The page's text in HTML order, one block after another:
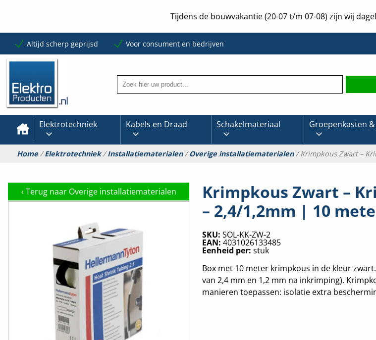
Tijdens de bouwvakantie (20-07 t/m 07-08) zijn wij
Altijd scherp geprijsd Voor consument en bedrijven
Elektrotechniek Kabels en Draad Schakelmateriaal Groepenkasten
Home/Elektrotechniek/Installatiematerialen/Overige installatiematerialen/ Krimpkous Zwart –
‹ Terug naar Overige installatiematerialen
Krimpkous Zwart –
– 2,4/1,2mm | 10
SKU: SOL-KK-ZW-2
EAN: 4031026133485
Eenheid per: stuk
Box met 10 meter krimpkous in de kleur
van 2,4 mm en 1,2 mm na inkrimping).
manieren toepassen: isolatie extra